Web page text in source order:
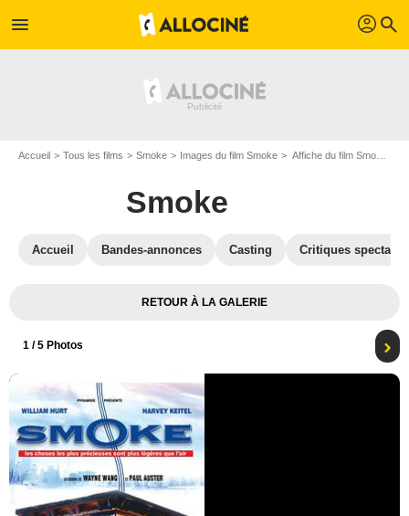
menu profil search
Accueil Tous les films Smoke Images du film Smoke Affiche du film Smoke - Photo 1
Smoke
Accueil Bandes-annonces Casting Critiques
RETOUR À LA GALERIE
1 / 5 Photos